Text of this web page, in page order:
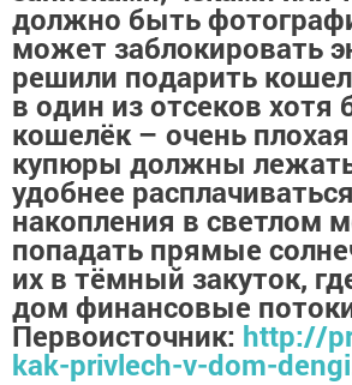
должно быть
может заблокировать
решили подарить
в один из отсеков
кошелёк – очень
купюры должны
удобнее
накопления в светлом
попадать прямые
их в тёмный закуток,
дом финансовые
Первоисточник: http://
kak-privlech-v-dom-